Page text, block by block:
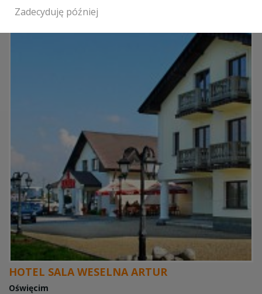
HOTEL SALA WESELNA ARTUR
Oświęcim
Zadecyduję później